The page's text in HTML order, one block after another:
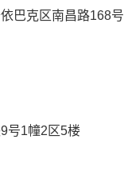
巴克区南昌路168号
号1幢2区5楼